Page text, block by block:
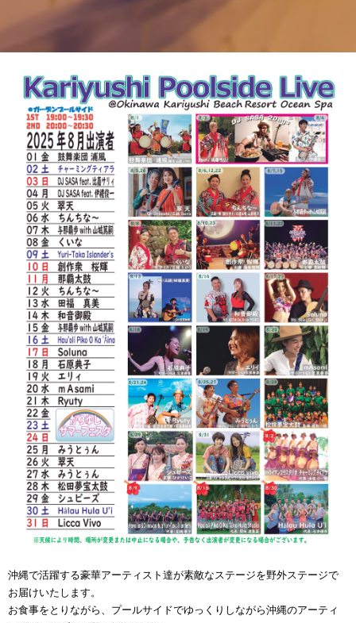
沖縄で活躍する豪華アーティスト達が素敵なステージを野外ステージで
お届けいたします。
お食事をとりながら、プールサイドでゆっくりしながら沖縄のアーティ